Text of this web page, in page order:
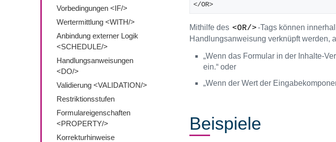
Vorbedingungen <IF/>
Wertermittlung <WITH/>
Anbindung externer Logik
<SCHEDULE/>
Handlungsanweisungen
<DO/>
Validierung <VALIDATION/>
Restriktionsstufen
Formulareigenschaften
<PROPERTY/>
Korrekturhinweise
</OR>
Mithilfe des <OR/>-Tags können
Handlungsanweisung verknüpft werden,
„Wenn das Formular in der Inhalte-
ein.“ oder
„Wenn der Wert der
Beispiele